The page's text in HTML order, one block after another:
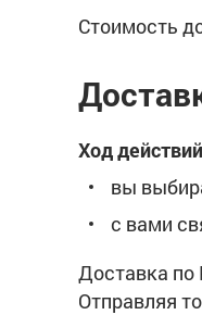
Стоимость
Ход
вы
c вами
Доставка по
Отправляя